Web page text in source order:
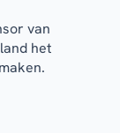
van
het